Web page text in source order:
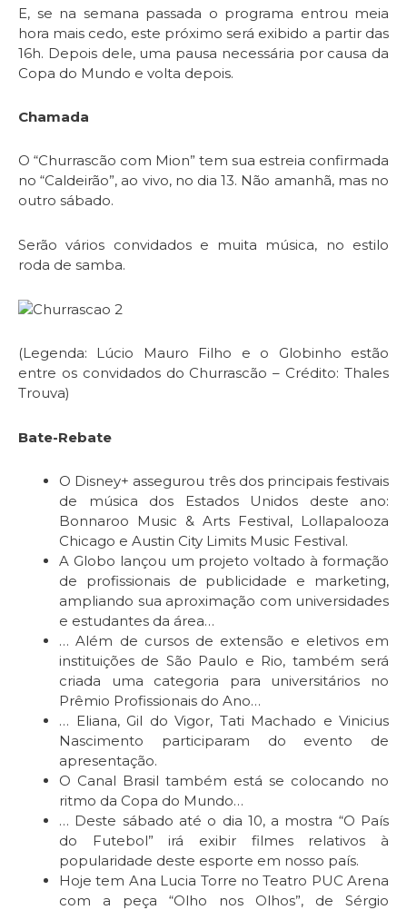
E, se na semana passada o programa entrou meia
hora mais cedo, este próximo será exibido a partir das
16h. Depois dele, uma pausa necessária por causa da
Copa do Mundo e volta depois.
Chamada
O “Churrascão com Mion” tem sua estreia confirmada
no “Caldeirão”, ao vivo, no dia 13. Não amanhã, mas no
outro sábado.
Serão vários convidados e muita música, no estilo
roda de samba.
(Legenda: Lúcio Mauro Filho e o Globinho estão
entre os convidados do Churrascão – Crédito: Thales
Trouva)
Bate-Rebate
O Disney+ assegurou três dos principais festivais
de música dos Estados Unidos deste ano:
Bonnaroo Music & Arts Festival, Lollapalooza
Chicago e Austin City Limits Music Festival.
A Globo lançou um projeto voltado à formação
de profissionais de publicidade e marketing,
ampliando sua aproximação com universidades
e estudantes da área…
… Além de cursos de extensão e eletivos em
instituições de São Paulo e Rio, também será
criada uma categoria para universitários no
Prêmio Profissionais do Ano…
… Eliana, Gil do Vigor, Tati Machado e Vinicius
Nascimento participaram do evento de
apresentação.
O Canal Brasil também está se colocando no
ritmo da Copa do Mundo…
… Deste sábado até o dia 10, a mostra “O País
do Futebol” irá exibir filmes relativos à
popularidade deste esporte em nosso país.
Hoje tem Ana Lucia Torre no Teatro PUC Arena
com a peça “Olho nos Olhos”, de Sérgio